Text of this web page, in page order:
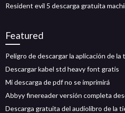
Resident evil 5 descarga gratuita
Featured
Peligro de descargar la aplicación de la
Descargar kabel std heavy font gratis
Mi descarga de pdf no se imprimirá
Abbyy finereader versión completa
Descarga gratuita del audiolibro de la